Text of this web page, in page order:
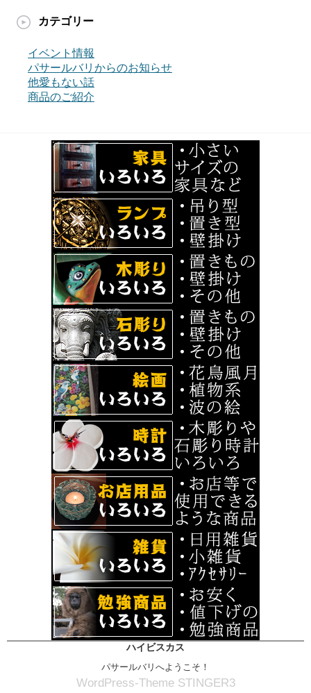
カテゴリー
イベント情報
パサールバリからのお知らせ
他愛もない話
商品のご紹介
ハイビスカス
パサールバリへようこそ！
WordPress-Theme STINGER3